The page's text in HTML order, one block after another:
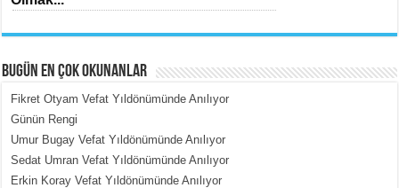
MEHMET ÇOBAN
İçerdeki Put Dışardaki Maskeler...
BUGÜN EN ÇOK OKUNANLAR
Fikret Otyam Vefat Yıldönümünde Anılıyor
Günün Rengi
Umur Bugay Vefat Yıldönümünde Anılıyor
Sedat Umran Vefat Yıldönümünde Anılıyor
Erkin Koray Vefat Yıldönümünde Anılıyor